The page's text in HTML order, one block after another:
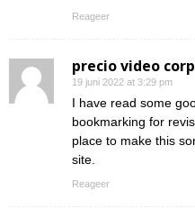
Reageer
precio video
19 juni 2022 at 3:29 pm
I have read some
bookmarking for
place to make this
site.
Reageer